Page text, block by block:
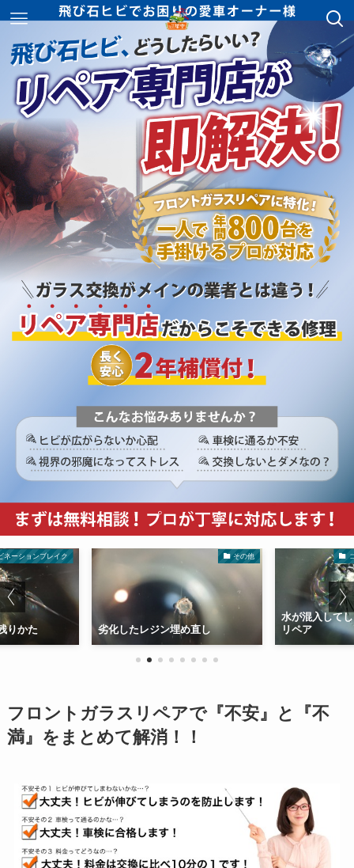
ネーションブレイク
りかた
その他
劣化したレジン埋め直し
水が混入して
リペア
フロントガラスリペアで『不安』と『不
満』をまとめて解消！！